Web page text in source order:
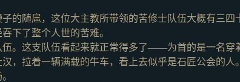
的随扈，这位大主教所带领的苦修士队伍大概有三
下了整个人世的苦难。
。这支队伍看起来就正常得多了——为首的是一名穿
，拉着一辆满载的牛车，看上去似乎是石匠公会的人。